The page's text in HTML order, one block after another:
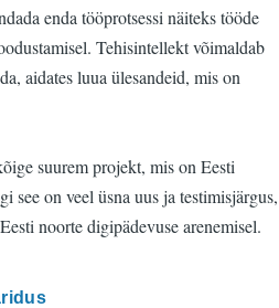
enda tööprotsessi näiteks tööde
Tehisintellekt võimaldab
aidates luua ülesandeid, mis on
suurem projekt, mis on Eesti
see on veel üsna uus ja testimisjärgus,
noorte digipädevuse arenemisel.